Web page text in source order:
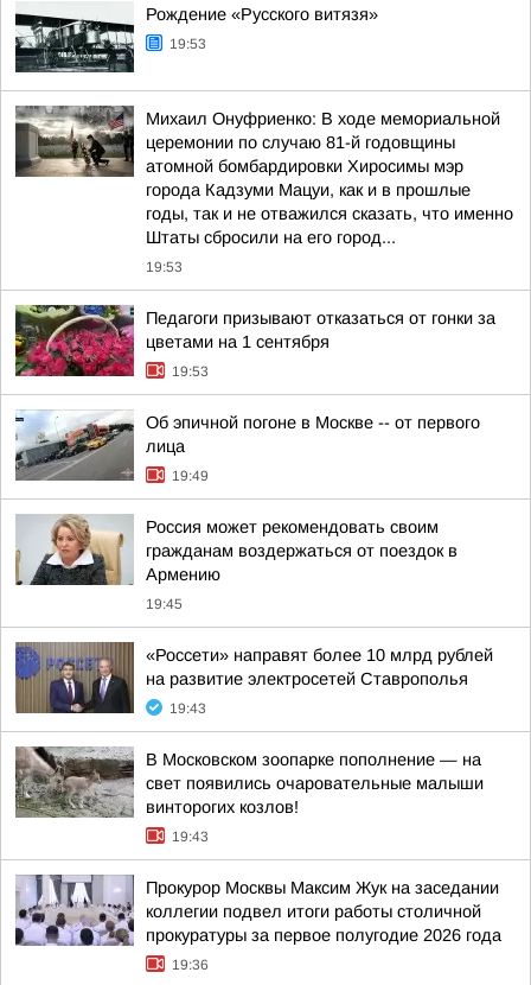
Рождение «Русского витязя»
19:53
Михаил Онуфриенко: В ходе мемориальной
церемонии по случаю 81-й годовщины
атомной бомбардировки Хиросимы мэр
города Кадзуми Мацуи, как и в прошлые
годы, так и не отважился сказать, что именно
Штаты сбросили на его город...
19:53
Педагоги призывают отказаться от гонки за
цветами на 1 сентября
19:53
Об эпичной погоне в Москве -- от первого
лица
19:49
Россия может рекомендовать своим
гражданам воздержаться от поездок в
Армению
19:45
«Россети» направят более 10 млрд рублей
на развитие электросетей Ставрополья
19:43
В Московском зоопарке пополнение — на
свет появились очаровательные малыши
винторогих козлов!
19:43
Прокурор Москвы Максим Жук на заседании
коллегии подвел итоги работы столичной
прокуратуры за первое полугодие 2026 года
19:36